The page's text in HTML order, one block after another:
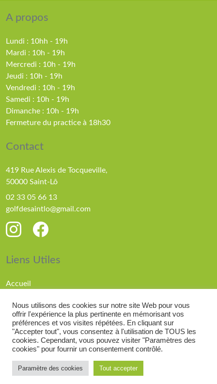
A propos
Lundi : 10hh - 19h
Mardi : 10h - 19h
Mercredi : 10h - 19h
Jeudi : 10h - 19h
Vendredi : 10h - 19h
Samedi : 10h - 19h
Dimanche : 10h - 19h
Fermeture du practice à 18h30
Contact
419 Rue Alexis de Tocqueville,
50000 Saint-Lô
02 33 05 66 13
golfdesaintlo@gmail.com
Liens Utiles
Accueil
Compétitions
Actualités
© 2026 Golf de Saint Lô | Mentions légales
parElisa Dadure
Nous utilisons des cookies sur notre site Web pour vous
offrir l'expérience la plus pertinente en mémorisant vos
préférences et vos visites répétées. En cliquant sur
"Accepter tout", vous consentez à l'utilisation de TOUS les
cookies. Cependant, vous pouvez visiter "Paramètres des
cookies" pour fournir un consentement contrôlé.
Paramètre des cookies Tout accepter